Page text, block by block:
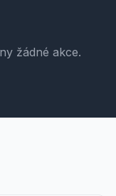
žádné akce.